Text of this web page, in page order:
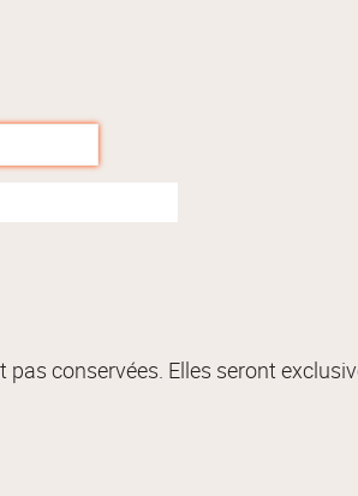
pas conservées. Elles seront